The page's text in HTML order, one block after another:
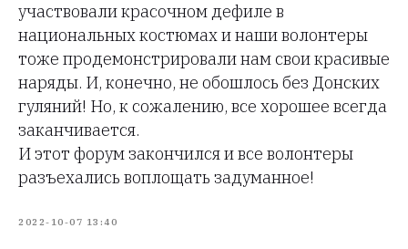
участвовали красочном дефиле в
национальных костюмах и наши волонтеры
тоже продемонстрировали нам свои красивые
наряды. И, конечно, не обошлось без Донских
гуляний! Но, к сожалению, все хорошее всегда
заканчивается.
И этот форум закончился и все волонтеры
разъехались воплощать задуманное!
2022-10-07 13:40